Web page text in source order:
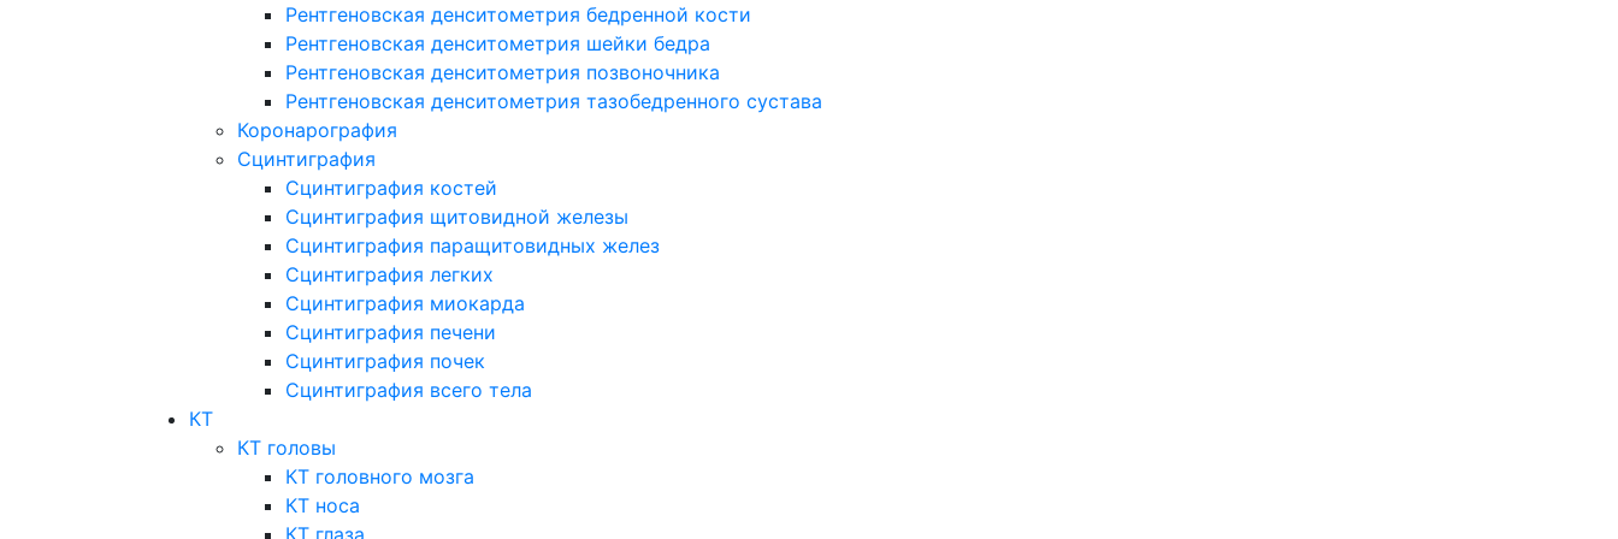
Рентгеновская денситометрия бедренной кости
Рентгеновская денситометрия шейки бедра
Рентгеновская денситометрия позвоночника
Рентгеновская денситометрия тазобедренного сустава
Коронарография
Сцинтиграфия
Сцинтиграфия костей
Сцинтиграфия щитовидной железы
Сцинтиграфия паращитовидных желез
Сцинтиграфия легких
Сцинтиграфия миокарда
Сцинтиграфия печени
Сцинтиграфия почек
Сцинтиграфия всего тела
КТ
КТ головы
КТ головного мозга
КТ носа
КТ глаза